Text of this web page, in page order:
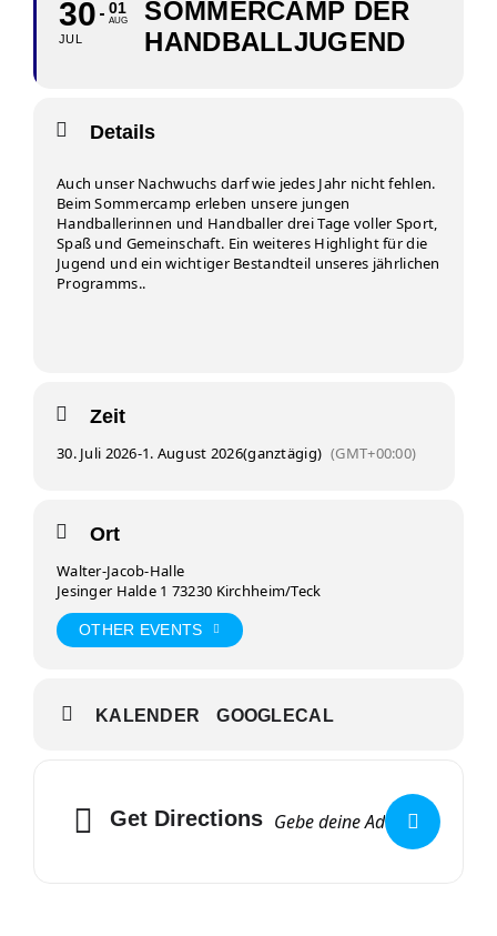
30
JUL
01
AUG
SOMMERCAMP DER
HANDBALLJUGEND
Details
Auch unser Nachwuchs darf wie jedes Jahr nicht fehlen.
Beim Sommercamp erleben unsere jungen
Handballerinnen und Handballer drei Tage voller Sport,
Spaß und Gemeinschaft. Ein weiteres Highlight für die
Jugend und ein wichtiger Bestandteil unseres jährlichen
Programms..
Zeit
30. Juli 2026-1. August 2026(ganztägig) (GMT+00:00)
Ort
Walter-Jacob-Halle
Jesinger Halde 1 73230 Kirchheim/Teck
OTHER EVENTS
KALENDER GOOGLECAL
Get Directions